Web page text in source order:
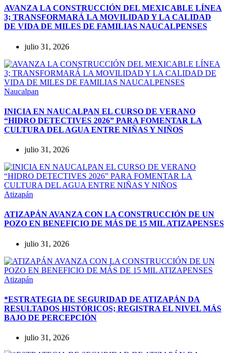
AVANZA LA CONSTRUCCIÓN DEL MEXICABLE LÍNEA
3; TRANSFORMARÁ LA MOVILIDAD Y LA CALIDAD
DE VIDA DE MILES DE FAMILIAS NAUCALPENSES
julio 31, 2026
Naucalpan
INICIA EN NAUCALPAN EL CURSO DE VERANO
“HIDRO DETECTIVES 2026” PARA FOMENTAR LA
CULTURA DEL AGUA ENTRE NIÑAS Y NIÑOS
julio 31, 2026
Atizapán
ATIZAPÁN AVANZA CON LA CONSTRUCCIÓN DE UN
POZO EN BENEFICIO DE MÁS DE 15 MIL ATIZAPENSES
julio 31, 2026
Atizapán
*ESTRATEGIA DE SEGURIDAD DE ATIZAPÁN DA
RESULTADOS HISTÓRICOS; REGISTRA EL NIVEL MÁS
BAJO DE PERCEPCIÓN
julio 31, 2026